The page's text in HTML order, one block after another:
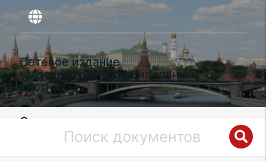
Сетевое издание
«Московский муниципальный
вестник»
Органы местного самоуправления
муниципального округаЛианозово
в
городе Москве